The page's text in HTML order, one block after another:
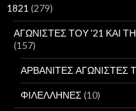
σ
1821 (279)
ΑΓΩΝΙΣΤΕΣ ΤΟΥ '21 ΚΑΙ
(157)
ΑΡΒΑΝΙΤΕΣ ΑΓΩΝΙΣΤΕΣ
ΦΙΛΕΛΛΗΝΕΣ (10)